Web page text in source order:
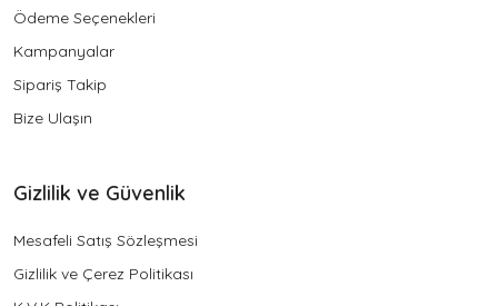
Ödeme Seçenekleri
Kampanyalar
Sipariş Takip
Bize Ulaşın
Gizlilik ve Güvenlik
Mesafeli Satış Sözleşmesi
Gizlilik ve Çerez Politikası